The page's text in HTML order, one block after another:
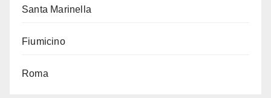
Santa Marinella
Fiumicino
Roma